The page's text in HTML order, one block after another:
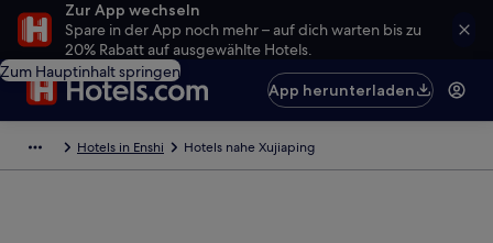
Zur App wechseln
Spare in der App noch mehr – auf dich warten bis zu
20% Rabatt auf ausgewählte Hotels.
Zum Hauptinhalt springen
App herunterladen
Hotels in Enshi Hotels nahe Xujiaping